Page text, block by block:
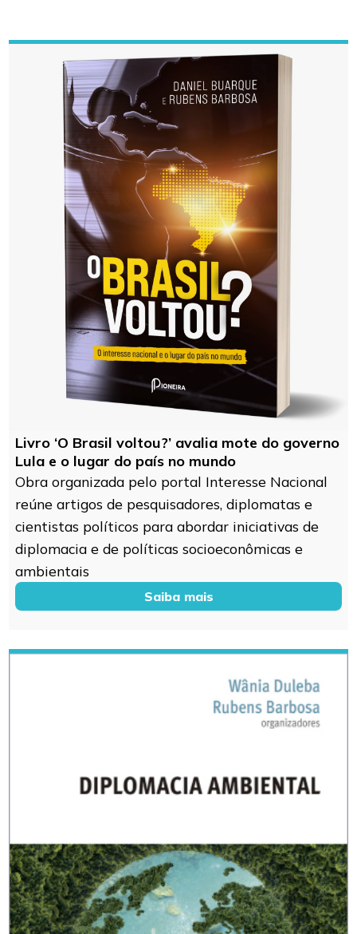
Livro ‘O Brasil voltou?’ avalia mote do governo
Lula e o lugar do país no mundo
Obra organizada pelo portal Interesse Nacional
reúne artigos de pesquisadores, diplomatas e
cientistas políticos para abordar iniciativas de
diplomacia e de políticas socioeconômicas e
ambientais
Saiba mais